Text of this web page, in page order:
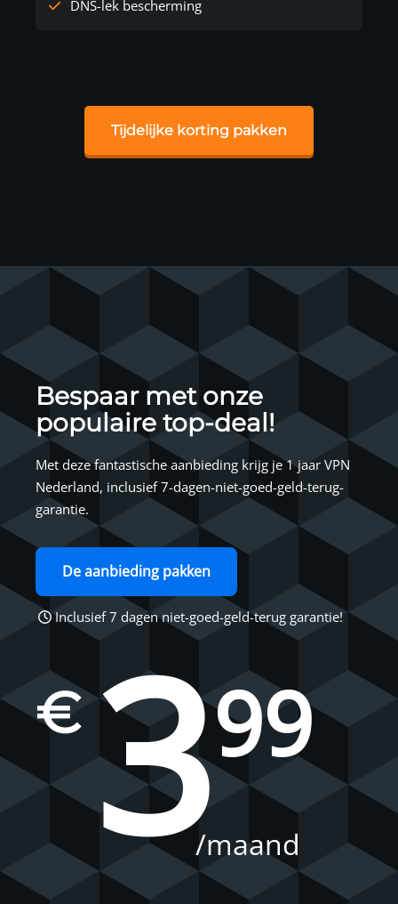
DNS-lek bescherming
Tijdelijke korting pakken
Bespaar met onze
populaire top-deal!
Met deze fantastische aanbieding krijg je 1 jaar VPN
Nederland, inclusief 7-dagen-niet-goed-geld-terug-
garantie.
De aanbieding pakken
Inclusief 7 dagen niet-goed-geld-terug garantie!
€399
/maand